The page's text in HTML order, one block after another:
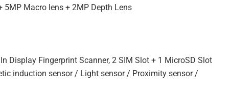
5MP Macro lens + 2MP Depth Lens
Display Fingerprint Scanner, 2 SIM Slot + 1 MicroSD Slot
induction sensor / Light sensor / Proximity sensor /